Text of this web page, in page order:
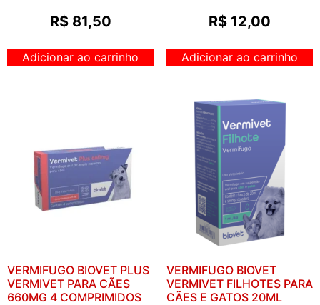
R$81,50
Adicionar ao carrinho
R$12,00
Adicionar ao carrinho
VERMIFUGO BIOVET PLUS
VERMIVET PARA CÃES
660MG 4 COMPRIMIDOS
VERMIFUGO BIOVET
VERMIVET FILHOTES PARA
CÃES E GATOS 20ML